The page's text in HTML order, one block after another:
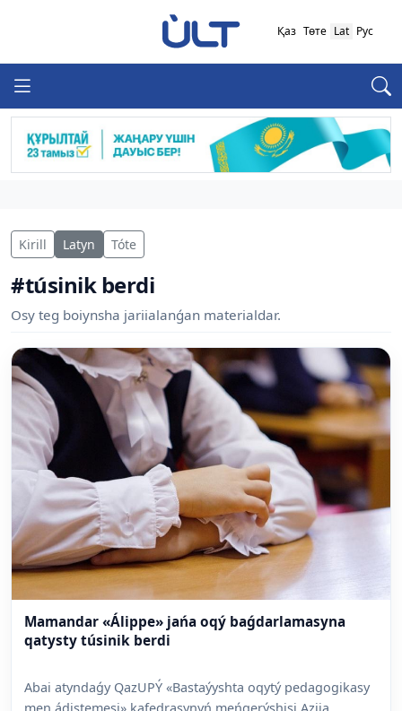
Қаз Төте Lat Рус
Kirill Latyn Tóte
#túsinik berdi
Osy teg boiynsha jariialanǵan materialdar.
Mamandar «Álippe» jańa oqý baǵdarlamasyna
qatysty túsinik berdi
Abai atyndaǵy QazUPÝ «Bastaýyshta oqytý pedagogikasy